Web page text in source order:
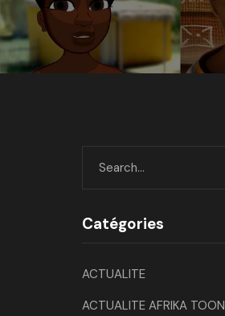
Catégories
ACTUALITE
ACTUALITE AFRIKA TOON